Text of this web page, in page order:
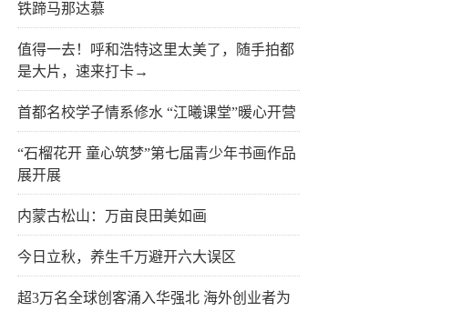
铁蹄马那达慕
值得一去！呼和浩特这里太美了，随手拍都
是大片，速来打卡→
首都名校学子情系修水 “江曦课堂”暖心开营
“石榴花开 童心筑梦”第七届青少年书画作品
展开展
内蒙古松山：万亩良田美如画
今日立秋，养生千万避开六大误区
超3万名全球创客涌入华强北 海外创业者为